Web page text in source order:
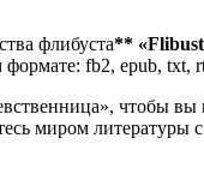
флибуста**
fb2, epub, txt,
чтобы вы
миром